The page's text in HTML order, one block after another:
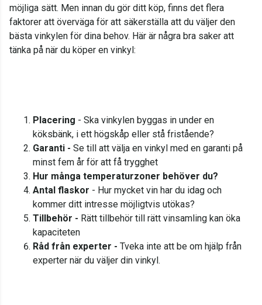
möjliga sätt. Men innan du gör ditt köp, finns det flera
faktorer att överväga för att säkerställa att du väljer den
bästa vinkylen för dina behov. Här är några bra saker att
tänka på när du köper en vinkyl:
Placering - Ska vinkylen byggas in under en
köksbänk, i ett högskåp eller stå fristående?
Garanti - Se till att välja en vinkyl med en garanti på
minst fem år för att få trygghet
Hur många temperaturzoner behöver du?
Antal flaskor - Hur mycket vin har du idag och
kommer ditt intresse möjligtvis utökas?
Tillbehör - Rätt tillbehör till rätt vinsamling kan öka
kapaciteten
Råd från experter - Tveka inte att be om hjälp från
experter när du väljer din vinkyl.